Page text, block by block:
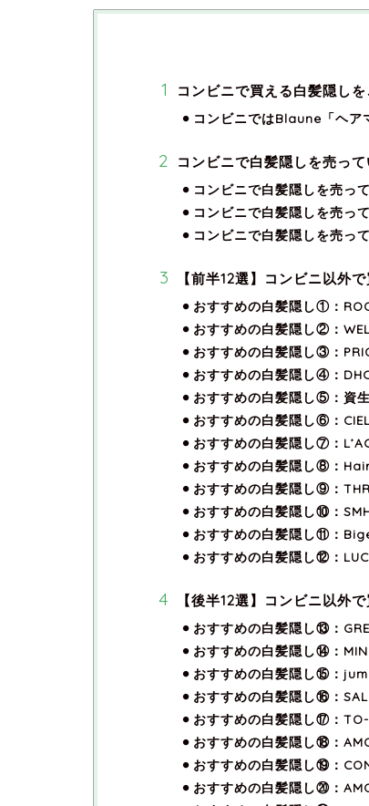
コンビニで買える白髪隠し
コンビニではBlaune「ヘア
コンビニで白髪隠しを売っ
コンビニで白髪隠しを売っ
コンビニで白髪隠しを売っ
コンビニで白髪隠しを売っ
【前半12選】コンビニ以外
おすすめの白髪隠し①：
おすすめの白髪隠し②：
おすすめの白髪隠し③：
おすすめの白髪隠し④：
おすすめの白髪隠し⑤：資
おすすめの白髪隠し⑥：
おすすめの白髪隠し⑦：
おすすめの白髪隠し⑧：
おすすめの白髪隠し⑨：
おすすめの白髪隠し⑩：
おすすめの白髪隠し⑪：
おすすめの白髪隠し⑫：
【後半12選】コンビニ以外
おすすめの白髪隠し⑬：
おすすめの白髪隠し⑭：
おすすめの白髪隠し⑮：
おすすめの白髪隠し⑯：
おすすめの白髪隠し⑰：TO-
おすすめの白髪隠し⑱：
おすすめの白髪隠し⑲：
おすすめの白髪隠し⑳：